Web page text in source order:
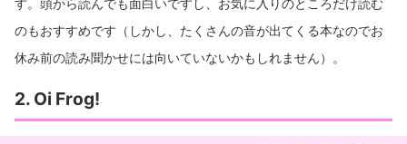
のもおすすめです（しかし、たくさんの音が出てくる本なのでお
休み前の読み聞かせには向いていないかもしれません）。
2. Oi Frog!